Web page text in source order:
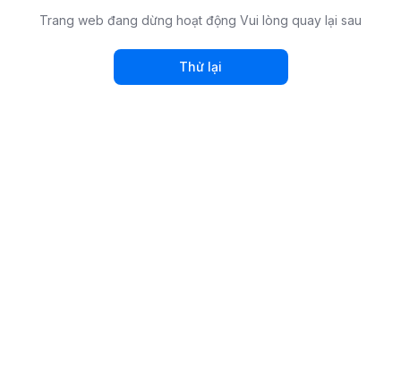
Trang web đang dừng hoạt động Vui lòng quay lại sau
Thử lại